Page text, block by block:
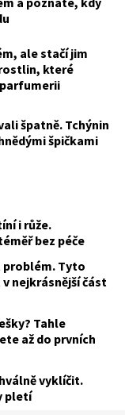
ale stačí jim
které
špatně. Tchýnin
špičkami
i růže.
bez péče
problém. Tyto
nejkrásnější část
Tahle
až do prvních
vyklíčit.
pletí